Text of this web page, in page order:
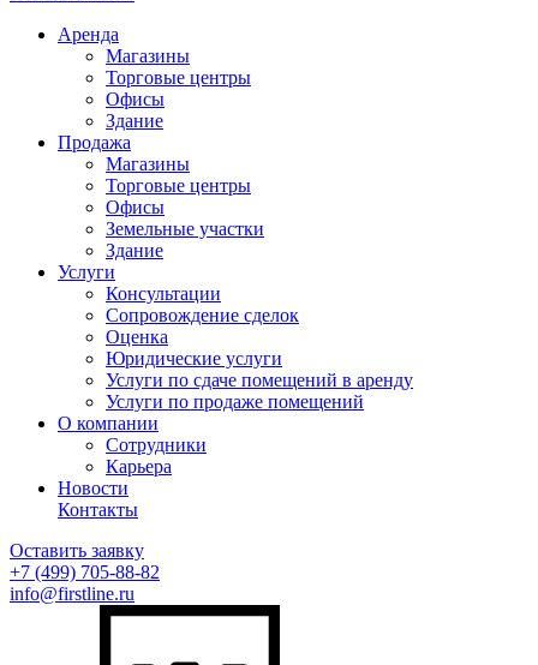
Аренда
Магазины
Торговые центры
Офисы
Здание
Продажа
Магазины
Торговые центры
Офисы
Земельные участки
Здание
Услуги
Консультации
Сопровождение сделок
Оценка
Юридические услуги
Услуги по сдаче помещений в аренду
Услуги по продаже помещений
О компании
Сотрудники
Карьера
Новости
Контакты
Оставить заявку
+7 (499) 705-88-82
info@firstline.ru